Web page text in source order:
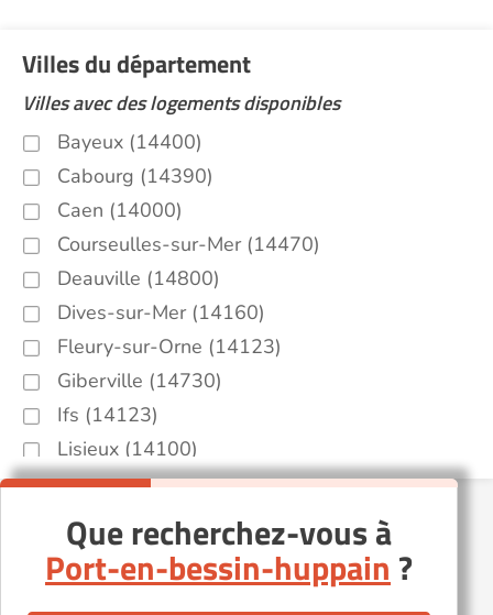
Villes du département
Villes avec des logements disponibles
Bayeux (14400)
Cabourg (14390)
Caen (14000)
Courseulles-sur-Mer (14470)
Deauville (14800)
Dives-sur-Mer (14160)
Fleury-sur-Orne (14123)
Giberville (14730)
Ifs (14123)
Lisieux (14100)
Ouistreham (14150)
Épron (14610)
Équemauville (14600)
Autres villes du département
Que recherchez-vous à
Port-en-bessin-huppain ?